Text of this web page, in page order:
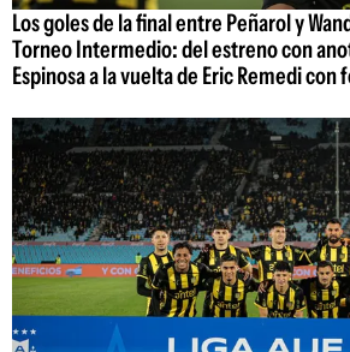
Los goles de la final entre Peñarol y
Torneo Intermedio: del estreno con
Espinosa a la vuelta de Eric Remedi con